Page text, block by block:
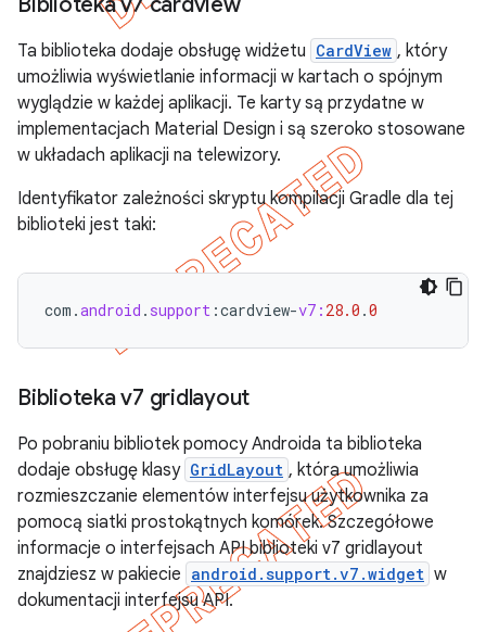
Ta biblioteka dodaje obsługę widżetu CardView , który
umożliwia wyświetlanie informacji w kartach o spójnym
wyglądzie w każdej aplikacji. Te karty są przydatne w
implementacjach Material Design i są szeroko stosowane
w układach aplikacji na telewizory.
Identyfikator zależności skryptu kompilacji Gradle dla tej
biblioteki jest taki:
com .android . support :cardview-v7: 28.0 .0
Biblioteka v7 gridlayout
Po pobraniu bibliotek pomocy Androida ta biblioteka
dodaje obsługę klasy GridLayout , która umożliwia
rozmieszczanie elementów interfejsu użytkownika za
pomocą siatki prostokątnych komórek. Szczegółowe
informacje o interfejsach API biblioteki v7 gridlayout
znajdziesz w pakiecie android.support.v7.widget w
dokumentacji interfejsu API.